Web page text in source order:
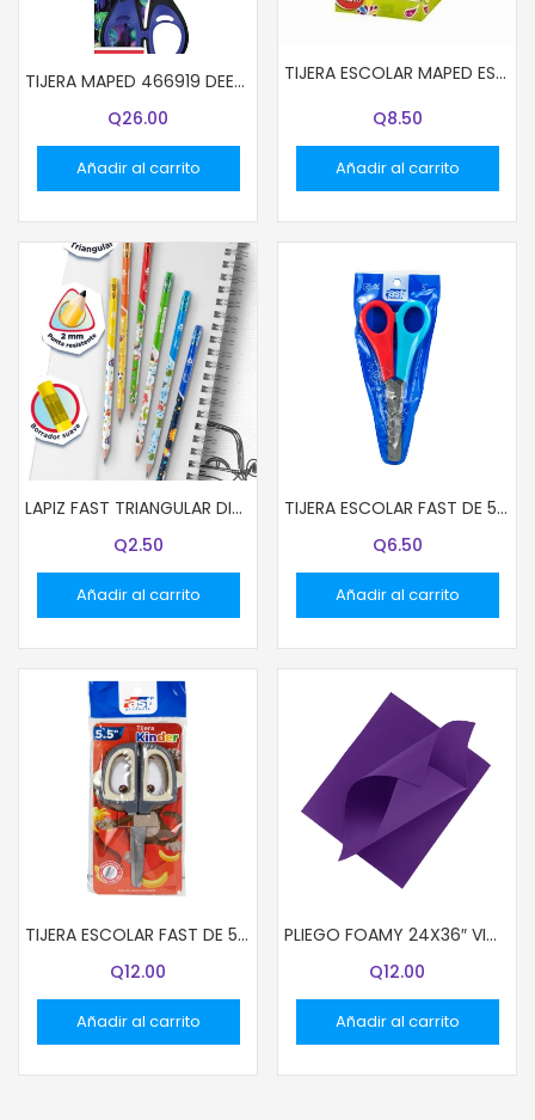
TIJERA MAPED 466919 DEEPSEA PARADISE 16CM (6″1/3)
Q26.00
Añadir al carrito
TIJERA ESCOLAR MAPED ESSENTIALS 13 CMS. (5″) COLORES SURTIDOS
Q8.50
Añadir al carrito
LAPIZ FAST TRIANGULAR DISEÑO KIDS UNIDAD
Q2.50
Añadir al carrito
TIJERA ESCOLAR FAST DE 5″ COLORFUL
Q6.50
Añadir al carrito
TIJERA ESCOLAR FAST DE 5.5″ SOFTY KINDER MONO
Q12.00
Añadir al carrito
PLIEGO FOAMY 24X36″ VIOLETA
Q12.00
Añadir al carrito